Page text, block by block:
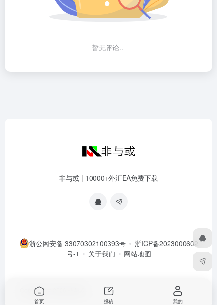
暂无评论...
非与或 | 10000+外汇EA免费下载
浙公网安备 33070302100393号
浙ICP备2023000602
号-1
关于我们 网站地图
Copyright © 2026
首页 投稿 我的